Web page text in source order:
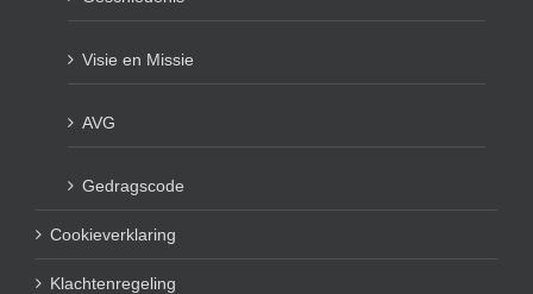
Visie en Missie
AVG
Gedragscode
Cookieverklaring
Klachtenregeling